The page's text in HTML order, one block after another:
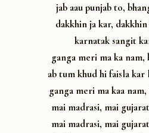
jab aau punjab to,
dakkhin ja kar,
karnatak sangit
ganga meri ma ka nam,
ab tum khud hi faisla kar
ganga meri ma kaa
mai madrasi, mai
mai madrasi, mai